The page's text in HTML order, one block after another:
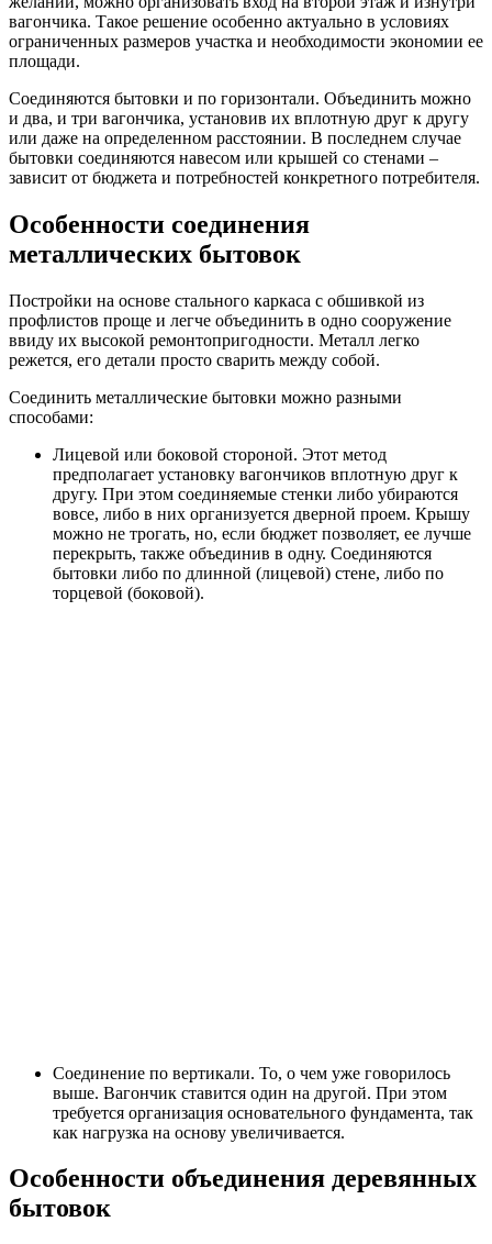
вагончика. Такое решение особенно актуально в условиях
ограниченных размеров участка и необходимости экономии ее
площади.
Соединяются бытовки и по горизонтали. Объединить можно
и два, и три вагончика, установив их вплотную друг к другу
или даже на определенном расстоянии. В последнем случае
бытовки соединяются навесом или крышей со стенами –
зависит от бюджета и потребностей конкретного потребителя.
Особенности соединения
металлических бытовок
Постройки на основе стального каркаса с обшивкой из
профлистов проще и легче объединить в одно сооружение
ввиду их высокой ремонтопригодности. Металл легко
режется, его детали просто сварить между собой.
Соединить металлические бытовки можно разными
способами:
Лицевой или боковой стороной. Этот метод
предполагает установку вагончиков вплотную друг к
другу. При этом соединяемые стенки либо убираются
вовсе, либо в них организуется дверной проем. Крышу
можно не трогать, но, если бюджет позволяет, ее лучше
перекрыть, также объединив в одну. Соединяются
бытовки либо по длинной (лицевой) стене, либо по
торцевой (боковой).
Соединение по вертикали. То, о чем уже говорилось
выше. Вагончик ставится один на другой. При этом
требуется организация основательного фундамента, так
как нагрузка на основу увеличивается.
Особенности объединения деревянных
бытовок